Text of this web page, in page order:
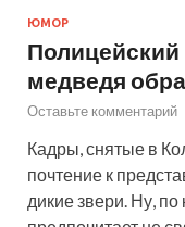
ЮМОР
Полицейский
медведя
Оставьте комментарий
Кадры, снятые в
почтение к
дикие звери. Ну,